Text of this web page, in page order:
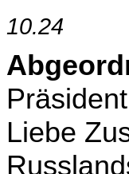
10.24
Liebe